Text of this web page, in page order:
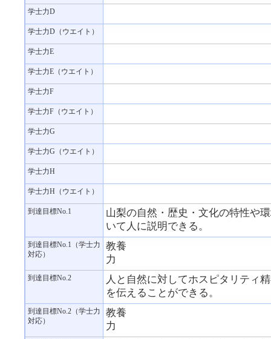
学士力D
学士力D（ウエイト）
学士力E
学士力E（ウエイト）
学士力F
学士力F（ウエイト）
学士力G
学士力G（ウエイト）
学士力H
学士力H（ウエイト）
到達目標No.1
山梨の自然・歴史・文化の特性や
いて人に説明できる。
到達目標No.1（学士力
対応）
教養
力
到達目標No.2
人と自然に対してホスピタリティ
を伝えることができる。
到達目標No.2（学士力
対応）
教養
力